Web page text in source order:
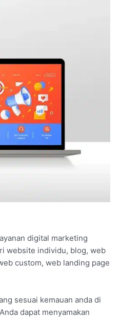
digital marketing
website individu, blog, web
custom, web landing page
sesuai kemauan anda di
dapat menyamakan